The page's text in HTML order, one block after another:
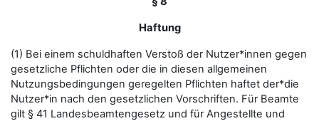
Haftung
(1) Bei einem schuldhaften Verstoß der Nutzer*innen gegen
gesetzliche Pflichten oder die in diesen allgemeinen
Nutzungsbedingungen geregelten Pflichten haftet der*die
Nutzer*in nach den gesetzlichen Vorschriften. Für Beamte
gilt § 41 Landesbeamtengesetz und für Angestellte und